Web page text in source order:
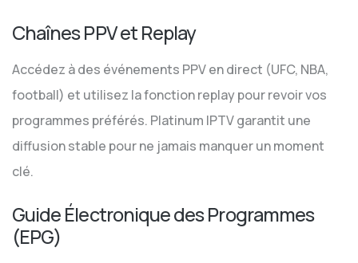
Chaînes PPV et Replay
Accédez à des événements PPV en direct (UFC, NBA,
football) et utilisez la fonction replay pour revoir vos
programmes préférés. Platinum IPTV garantit une
diffusion stable pour ne jamais manquer un moment
clé.
Guide Électronique des Programmes
(EPG)